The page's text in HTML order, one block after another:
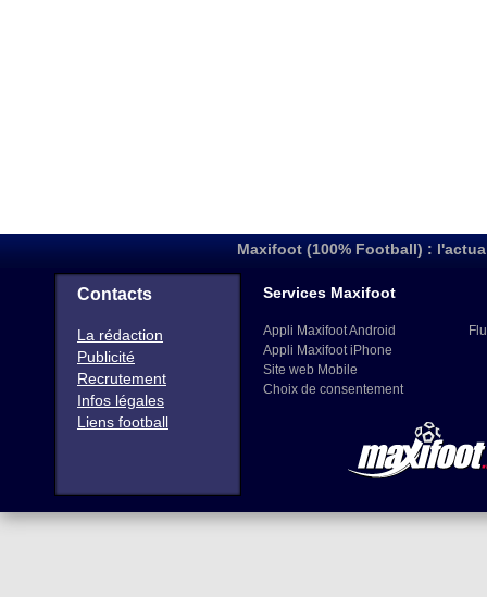
Maxifoot (100% Football) :
Contacts
La rédaction
Publicité
Recrutement
Infos légales
Liens football
Services Maxifoot
Appli Maxifoot Android
Appli Maxifoot iPhone
Site web Mobile
Choix de consentement